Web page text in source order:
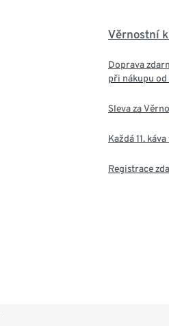
Věrnostní
Doprava
při nákupu
Sleva za
Každá 11.
Registrace